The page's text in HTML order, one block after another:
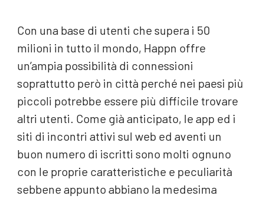
Con una base di utenti che supera i 50
milioni in tutto il mondo, Happn offre
un’ampia possibilità di connessioni
soprattutto però in città perché nei paesi più
piccoli potrebbe essere più difficile trovare
altri utenti. Come già anticipato, le app ed i
siti di incontri attivi sul web ed aventi un
buon numero di iscritti sono molti ognuno
con le proprie caratteristiche e peculiarità
sebbene appunto abbiano la medesima